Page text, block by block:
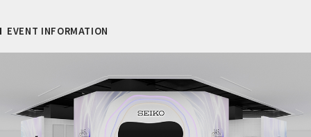
EVENT INFORMATION